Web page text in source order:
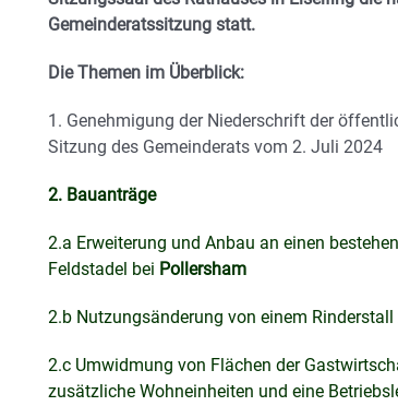
Gemeinderatssitzung statt.
Die Themen im Überblick:
1. Genehmigung der Niederschrift der
Sitzung des Gemeinderats vom 2. Juli 2024
2. Bauanträge
2.a Erweiterung und Anbau an einen
Feldstadel bei Pollersham
2.b Nutzungsänderung von einem
2.c Umwidmung von Flächen der
zusätzliche Wohneinheiten und eine